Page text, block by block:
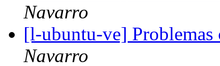
Navarro
[l-ubuntu-ve]
Navarro